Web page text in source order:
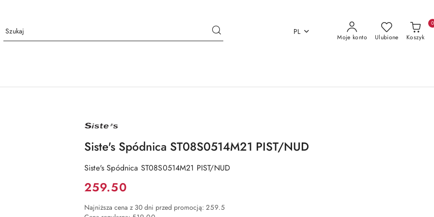
PL
Moje konto Ulubione Koszyk
0
NAZWA
PRODUCENTA:
Siste's Spódnica ST08S0514M21 PIST/NUD
Siste's Spódnica ST08S0514M21 PIST/NUD
Cena:
259.50
Najniższa cena z 30 dni przed promocją: 259.5